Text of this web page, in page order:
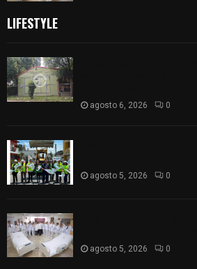
LIFESTYLE
agosto 6, 2026 0
agosto 5, 2026 0
agosto 5, 2026 0